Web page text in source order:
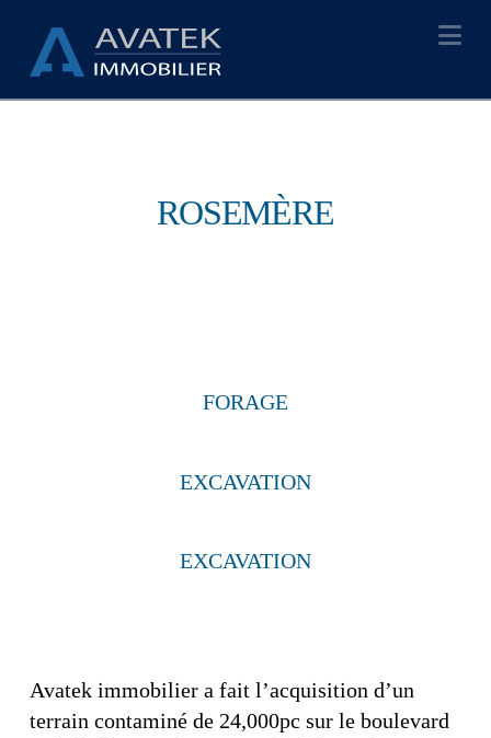
ROSEMÈRE
FORAGE
EXCAVATION
EXCAVATION
Avatek immobilier a fait l’acquisition d’un
terrain contaminé de 24,000pc sur le boulevard